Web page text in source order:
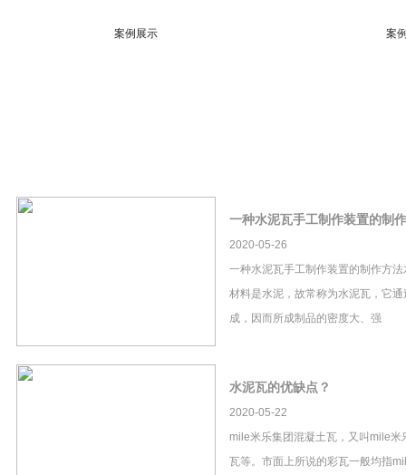
案例展示 案
一种水泥瓦手工制作装置的制
2020-05-26
一种水泥瓦手工制作装置的制作方
材料是水泥，故常称为水泥瓦，它
成，因而所成制品的密度大、强
水泥瓦的优缺点？
2020-05-22
mile米乐集团混凝土瓦，又叫mile米
瓦等。市面上所说的彩瓦一般均指